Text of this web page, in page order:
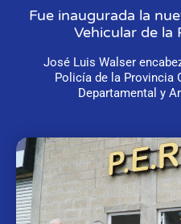
Fue inaugurada la
Vehicular de la
José Luis Walser
Policía de la Provincia
Departamental y